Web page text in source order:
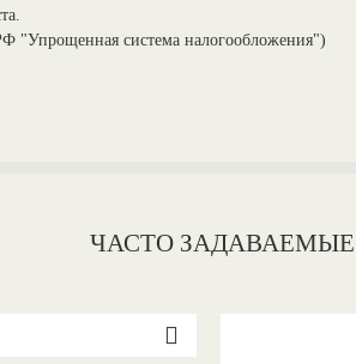
"Упрощенная система налогообложения")
ЧАСТО